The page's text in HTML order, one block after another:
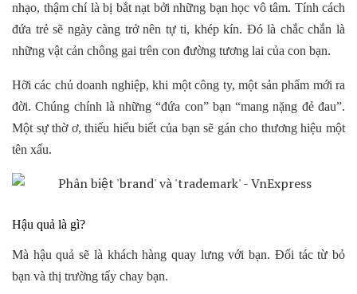
nhạo, thậm chí là bị bắt nạt bởi những bạn học vô tâm. Tính cách
đứa trẻ sẽ ngày càng trở nên tự ti, khép kín. Đó là chắc chắn là
những vật cản chông gai trên con đường tương lai của con bạn.
Hỡi các chủ doanh nghiệp, khi một công ty, một sản phẩm mới ra
đời. Chúng chính là những “đứa con” bạn “mang nặng đẻ đau”.
Một sự thờ ơ, thiếu hiểu biết của bạn sẽ gán cho thương hiệu một
tên xấu.
Hậu quả là gì?
Mà hậu quả sẽ là khách hàng quay lưng với bạn. Đối tác từ bỏ
bạn và thị trường tẩy chay bạn.